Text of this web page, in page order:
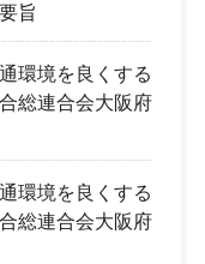
旨
環境を良くする
総連合会大阪府
環境を良くする
総連合会大阪府